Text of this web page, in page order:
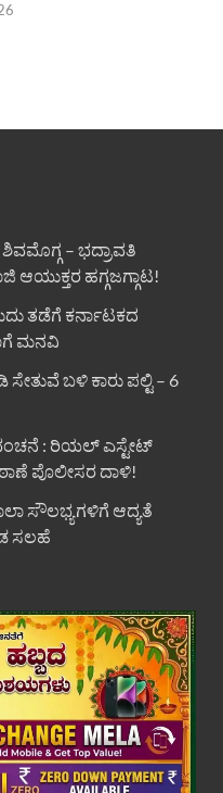
– ಭದ್ರಾವತಿ
ಆಯುಕ್ತರ ಹಗ್ಗಜಗ್ಗಾಟ!
ತಡೆಗೆ ಕರ್ನಾಟಕದ
ಮನವಿ
ಬಳಿ ಕಾರು ಪಲ್ಟಿ – 6
ವಂಚನೆ : ರಿಯಲ್ ಎಸ್ಟೇಟ್
ಪೊಲೀಸರ ದಾಳಿ!
ಸೌಲಭ್ಯಗಳಿಗೆ ಆದ್ಯತೆ
ಸಲಹೆ